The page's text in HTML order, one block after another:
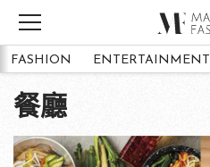
FASHION ENTERTAINMENT
餐廳